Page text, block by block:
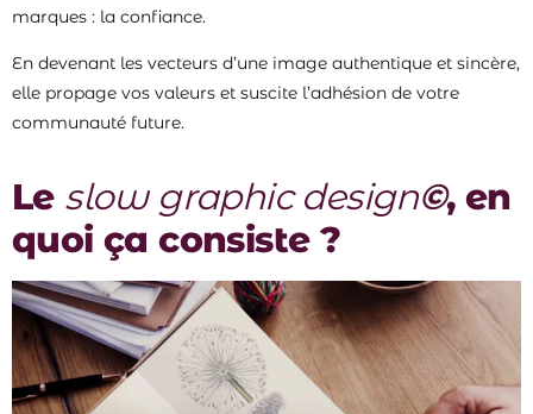
marques : la confiance.
En devenant les vecteurs d’une image authentique et sincère,
elle propage vos valeurs et suscite l’adhésion de votre
communauté future.
Le slow graphic design©, en
quoi ça consiste ?